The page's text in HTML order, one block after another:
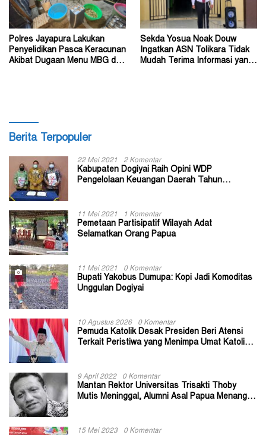
Polres Jayapura Lakukan
Penyelidikan Pasca Keracunan
Akibat Dugaan Menu MBG di
Sekda Yosua Noak Douw
Ingatkan ASN Tolikara Tidak
Mudah Terima Informasi yang
Berita Terpopuler
22 Mei 2021 2 Komentar
Kabupaten Dogiyai Raih Opini WDP
Pengelolaan Keuangan Daerah Tahun
11 Mei 2021 1 Komentar
Pemetaan Partisipatif Wilayah Adat
Selamatkan Orang Papua
11 Mei 2021 0 Komentar
Bupati Yakobus Dumupa: Kopi Jadi Komoditas
Unggulan Dogiyai
10 Agustus 2026 0 Komentar
Pemuda Katolik Desak Presiden Beri Atensi
Terkait Peristiwa yang Menimpa Umat Katolik
9 April 2022 0 Komentar
Mantan Rektor Universitas Trisakti Thoby
Mutis Meninggal, Alumni Asal Papua Menangis:
15 Mei 2023 0 Komentar